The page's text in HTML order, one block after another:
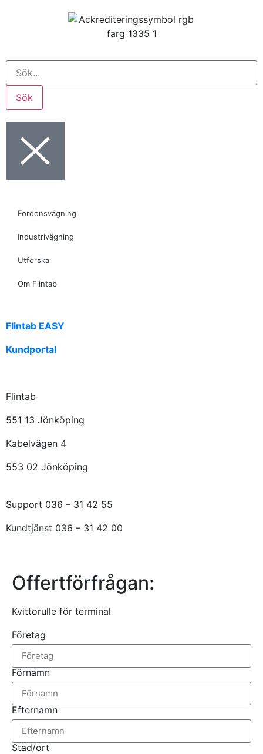
Sök
Fordonsvägning
Industrivägning
Utforska
Om Flintab
Flintab EASY
Kundportal
Flintab
551 13 Jönköping
Kabelvägen 4
553 02 Jönköping
Support 036 – 31 42 55
Kundtjänst 036 – 31 42 00
Offertförfrågan:
Kvittorulle för terminal
Företag
Förnamn
Efternamn
Stad/ort